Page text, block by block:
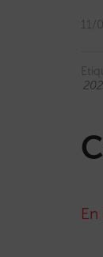
11/